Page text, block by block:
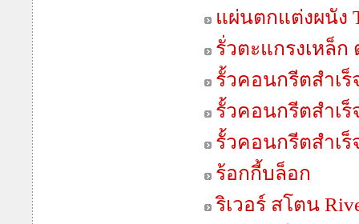
แผ่นตกแต่งผนัง
รั่วตะแกรงเหล็ก
รั้วคอนกรีตสำเร็
รั้วคอนกรีตสำเร็
รั้วคอนกรีตสำเร็
ร้อกกี้บล็อก
ริเวอร์ สโตน